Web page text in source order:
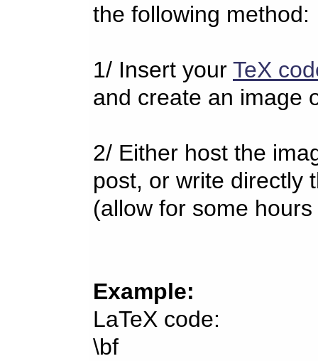
the following method:
1/ Insert your TeX
and create an image
2/ Either host the
post, or write directly
(allow for some
Example:
LaTeX code:
\bf